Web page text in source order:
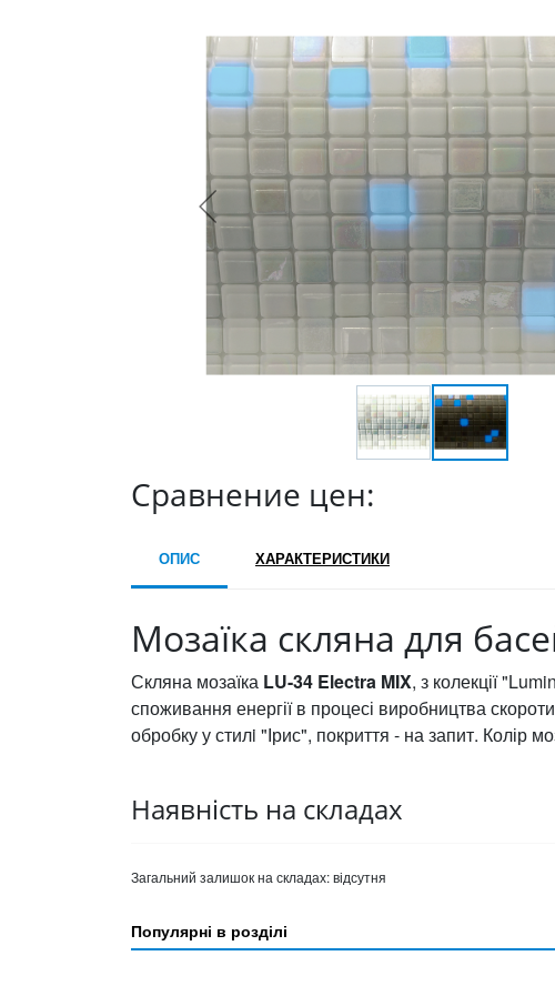
Сравнение цен:
ОПИС ХАРАКТЕРИСТИКИ
Мозаїка скляна для
Скляна мозаїка LU-34 Electra MIX, з колекції
споживання енергії в процесі виробництва
обробку у стилi "Ірис", покриття - на запит. Колір
Наявність на складах
Загальний залишок на складах:відсутня
Популярні в розділі